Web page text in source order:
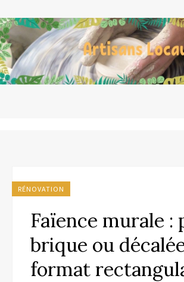
RÉNOVATION
Faïence murale :
brique ou
format